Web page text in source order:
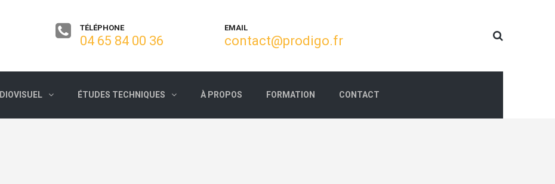
TÉLÉPHONE
04 65 84 00 36
EMAIL
contact@prodigo.fr
ÉTUDES TECHNIQUES À PROPOS FORMATION CONTACT